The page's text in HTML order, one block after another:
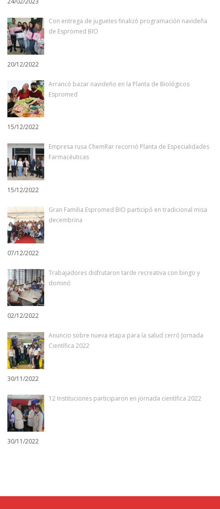
Con entrega de juguetes finalizó programación navideña
de Espromed BIO
20/12/2022
Arrancó bazar navideño en la Planta de Biológicos
Espromed
15/12/2022
Empresa rusa ChemRar recorrió Planta de Especialidades
Farmacéuticas
15/12/2022
Gran Familia Espromed BIO participó en tradicional misa
decembrina
07/12/2022
Trabajadores disfrutaron tarde recreativa con bingo y
dominó
02/12/2022
Anuncio sobre nueva etapa para la salud cerró Jornada
Científica 2022
30/11/2022
12 Instituciones participaron en jornada científica 2022
30/11/2022